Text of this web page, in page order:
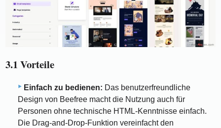
3.1 Vorteile
Einfach zu bedienen: Das benutzerfreundliche
Design von Beefree macht die Nutzung auch für
Personen ohne technische HTML-Kenntnisse einfach.
Die Drag-and-Drop-Funktion vereinfacht den